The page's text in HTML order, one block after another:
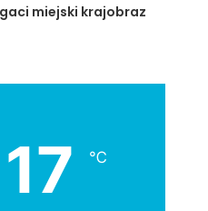
miejski krajobraz
17 ℃